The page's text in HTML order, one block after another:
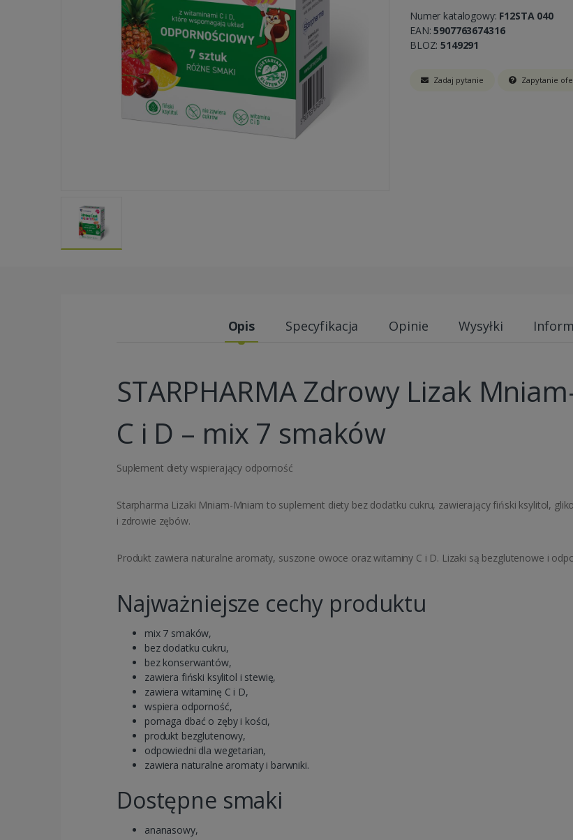
Numer katalogowy: F12STA 040
EAN:5907763674316
BLOZ:5149291
Zadaj pytanie Zapytanie
Opis Specyfikacja Opinie Wysyłki
STARPHARMA Zdrowy Lizak
C i D – mix 7 smaków
Suplement diety wspierający odporność
Starpharma Lizaki Mniam-Mniam to suplement diety bez dodatku cukru, zawierający fiński ksylitol,
i zdrowie zębów.
Produkt zawiera naturalne aromaty, suszone owoce oraz witaminy C i D. Lizaki są bezglutenowe i
Najważniejsze cechy produktu
mix 7 smaków,
bez dodatku cukru,
bez konserwantów,
zawiera fiński ksylitol i stewię,
zawiera witaminę C i D,
wspiera odporność,
pomaga dbać o zęby i kości,
produkt bezglutenowy,
odpowiedni dla wegetarian,
zawiera naturalne aromaty i barwniki.
Dostępne smaki
ananasowy,